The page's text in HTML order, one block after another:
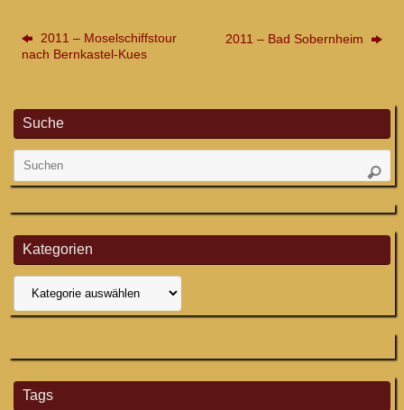
2011 – Moselschiffstour
nach Bernkastel-Kues
2011 – Bad Sobernheim
Suche
Kategorien
Tags